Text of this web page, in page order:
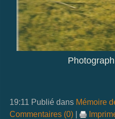
19:11 Publié dans Mémoire
Commentaires (0)|